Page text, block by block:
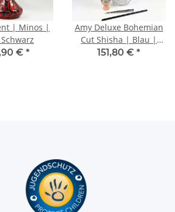
| Minos |
€ *
Amy Deluxe Bohemian
Cut Shisha | Blau |
60cm
151,80 € *